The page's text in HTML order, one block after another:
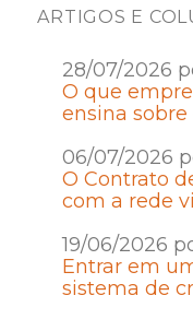
ARTIGOS E
28/07/2026
O que
ensina
06/07/2026
O Contrato
com a rede
19/06/2026
Entrar em
sistema de